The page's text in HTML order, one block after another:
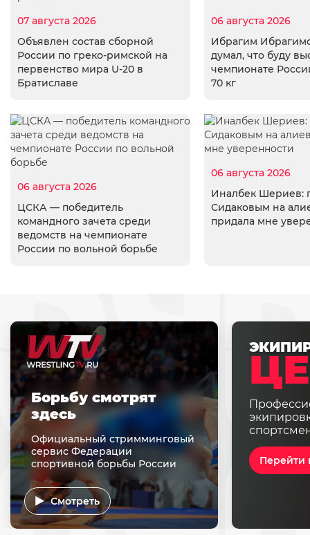
07 августа 2026
Объявлен состав сборной
России по греко-римской на
первенство мира U-20 в
Братиславе
06 августа 2026
Ибрагим
думал, что буду
чемпионате
70 кг
06 августа 2026
ЦСКА — победитель
командного зачета среди
ведомств на чемпионате
России по вольной борьбе
06 августа 2026
Иналбек Шериев:
Сидаковым на
придала мне
Перейти
Борьбу смотрят
здесь
Официальный стримминговый
сервис Федерации
спортивной борьбы России
Смотреть